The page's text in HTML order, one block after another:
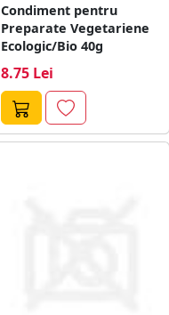
Condiment pentru
Preparate Vegetariene
Ecologic/Bio 40g
8.75 Lei